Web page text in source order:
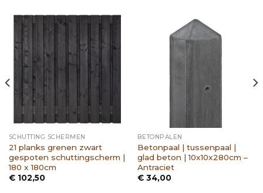
SCHUTTING SCHERMEN
21 planks grenen zwart
gespoten schuttingscherm |
180 x 180cm
€102,50
BETONPALEN
Betonpaal | tussenpaal |
glad beton | 10x10x280cm –
Antraciet
€34,00